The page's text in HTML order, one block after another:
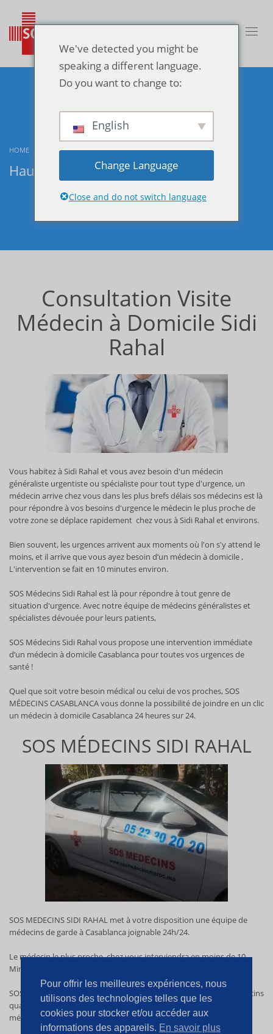
HOME NON CLASSÉ HAUSARZT SIDI RAHAL
Hausarzt Sidi Rahal
Consultation Visite
Médecin à Domicile Sidi
Rahal
Vous habitez à Sidi Rahal et vous avez besoin d'un médecin
généraliste urgentiste ou spécialiste pour tout type d'urgence, un
médecin arrive chez vous dans les plus brefs délais sos médecins est là
pour répondre à vos besoins d'urgence le médecin le plus proche de
votre zone se déplace rapidement chez vous à Sidi Rahal et environs.
Bien souvent, les urgences arrivent aux moments où l'on s'y attend le
moins, et il arrive que vous ayez besoin d’un médecin à domicile ,
L'intervention se fait en 10 minutes environ.
SOS Médecins Sidi Rahal est là pour répondre à tout genre de
situation d'urgence. Avec notre équipe de médecins généralistes et
spécialistes dévouée pour leurs patients,
SOS Médecins Sidi Rahal vous propose une intervention immédiate
d’un médecin à domicile Casablanca pour toutes vos urgences de
santé !
Quel que soit votre besoin médical ou celui de vos proches, SOS
MÉDECINS CASABLANCA vous donne la possibilité de joindre en un clic
un médecin à domicile Casablanca 24 heures sur 24.
SOS MÉDECINS SIDI RAHAL
SOS MEDECINS SIDI RAHAL met à votre disposition une équipe de
médecins de garde à Casablanca joignable 24h/24.
Le médecin le plus proche chez vousinterviendra en moins de 10
Minutes sur Casablanca et ses environs.
SOS MEDECINS Sidi Rahal vous donne accès à une équipe de médecins
qualifiés. En quelques minutes seulement vous pouvez obtenir un
médecin à domicile Casablanca.
We've detected you might be
speaking a different language.
Do you want to change to:
English
Change Language
Close and do not switch language
Pour offrir les meilleures expériences, nous
utilisons des technologies telles que les
cookies pour stocker et/ou accéder aux
informations des appareils. En savoir plus